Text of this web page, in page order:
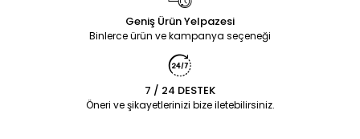
Geniş Ürün Yelpazesi
Binlerce ürün ve kampanya seçeneği
7 / 24 DESTEK
Öneri ve şikayetlerinizi bize iletebilirsiniz.